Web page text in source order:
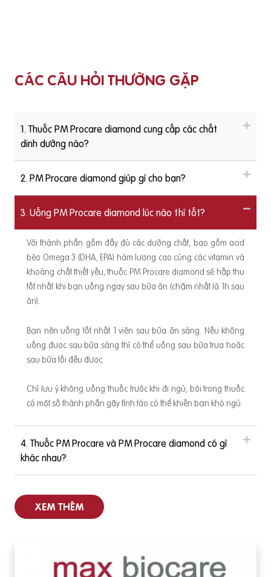
CÁC CÂU HỎI THƯỜNG GẶP
1. Thuốc PM Procare diamond cung cấp các chất
dinh dưỡng nào?
2. PM Procare diamond giúp gì cho bạn?
3. Uống PM Procare diamond lúc nào thì tốt?
Với thành phần gồm đầy đủ các dưỡng chất, bao gồm acid
béo Omega 3 (DHA, EPA) hàm lượng cao cùng các vitamin và
khoáng chất thiết yếu, thuốc PM Procare diamond sẽ hấp thu
tốt nhất khi bạn uống ngay sau bữa ăn (chậm nhất là 1h sau
ăn).
Bạn nên uống tốt nhất 1 viên sau bữa ăn sáng. Nếu không
uống được sau bữa sáng thì có thể uống sau bữa trưa hoặc
sau bữa tối đều được.
Chỉ lưu ý không uống thuốc trước khi đi ngủ, bởi trong thuốc
có một số thành phần gây tỉnh táo có thể khiến bạn khó ngủ.
4. Thuốc PM Procare và PM Procare diamond có gì
khác nhau?
XEM THÊM